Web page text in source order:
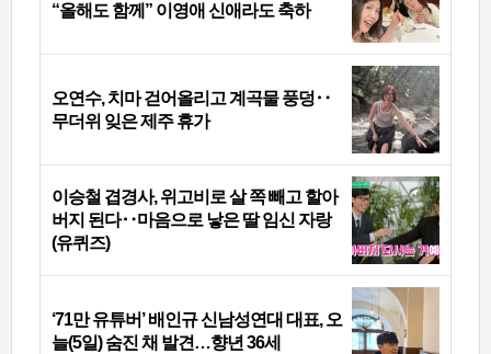
“올해도 함께” 이영애 신애라도 축하
오연수, 치마 걷어올리고 계곡물 풍덩‥
무더위 잊은 제주 휴가
이승철 겹경사, 위고비로 살 쪽 빼고 할아
버지 된다‥마음으로 낳은 딸 임신 자랑
(유퀴즈)
‘71만 유튜버’ 배인규 신남성연대 대표, 오
늘(5일) 숨진 채 발견…향년 36세